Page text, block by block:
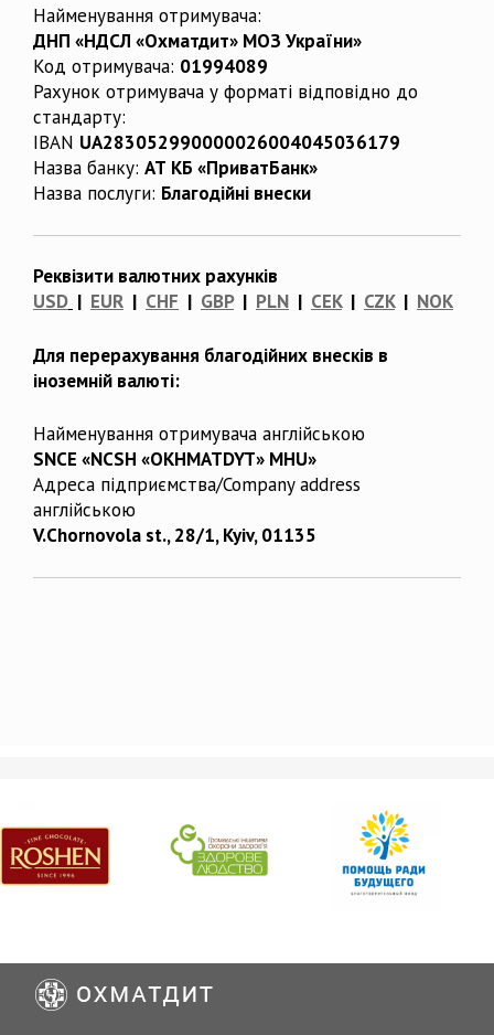
Найменування отримувача:
ДНП «НДСЛ «Охматдит» МОЗ України»
Код отримувача: 01994089
Рахунок отримувача у форматі відповідно до
стандарту:
IBAN UA283052990000026004045036179
Назва банку: АТ КБ «ПриватБанк»
Назва послуги: Благодійні внески
Реквізити валютних рахунків
USD | EUR | CHF | GBP| PLN | CEK| CZK| NOK
Для перерахування благодійних внесків в
іноземній валюті:
Найменування отримувача англійською
SNCE «NCSH «OKHMATDYT» MHU»
Адреса підприємства/Company address
англійською
V.Chornovola st., 28/1, Kyiv, 01135